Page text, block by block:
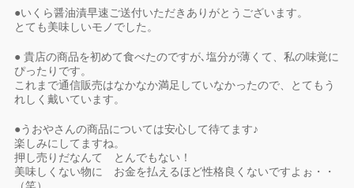
●いくら醤油漬早速ご送付いただきありがとうございます。
とても美味しいモノでした。
● 貴店の商品を初めて食べたのですが､塩分が薄くて、私の味覚に
ぴったりです。
これまで通信販売はなかなか満足していなかったので、とてもう
れしく戴いています。
●うおやさんの商品については安心して待てます♪
楽しみにしてますね。
押し売りだなんて とんでもない！
美味しくない物に お金を払えるほど性格良くないですよぉ・・